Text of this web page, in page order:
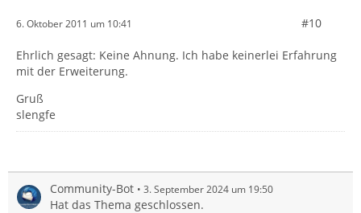
6. Oktober 2011 um 10:41 #10
Ehrlich gesagt: Keine Ahnung. Ich habe keinerlei Erfahrung
mit der Erweiterung.
Gruß
slengfe
Community-Bot 3. September 2024 um 19:50
Hat das Thema geschlossen.